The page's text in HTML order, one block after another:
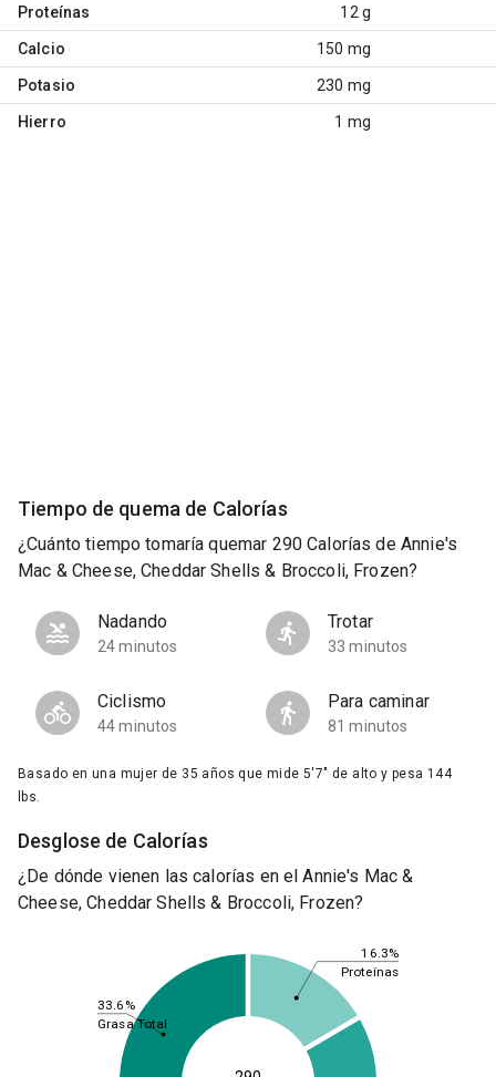
Proteínas 12 g
Calcio 150 mg
Potasio 230 mg
Hierro 1 mg
Tiempo de quema de Calorías
¿Cuánto tiempo tomaría quemar 290 Calorías de Annie's
Mac & Cheese, Cheddar Shells & Broccoli, Frozen?
Nadando
24 minutos
Trotar
33 minutos
Ciclismo
44 minutos
Para caminar
81 minutos
Basado en una mujer de 35 años que mide 5'7" de alto y pesa 144
lbs.
Desglose de Calorías
¿De dónde vienen las calorías en el Annie's Mac &
Cheese, Cheddar Shells & Broccoli, Frozen?
16.3%
33.6%
Proteínas
Grasa Total